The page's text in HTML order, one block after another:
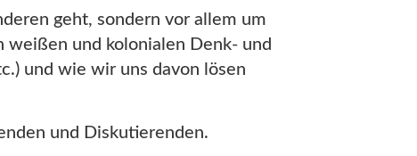
geht, sondern vor allem um
weißen und kolonialen Denk- und
und wie wir uns davon lösen
und Diskutierenden.